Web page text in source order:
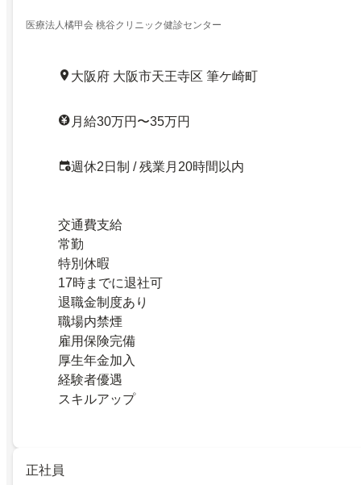
医療法人橘甲会 桃谷クリニック健診センター
大阪府 大阪市天王寺区 筆ケ崎町
月給30万円〜35万円
週休2日制 / 残業月20時間以内
交通費支給
常勤
特別休暇
17時までに退社可
退職金制度あり
職場内禁煙
雇用保険完備
厚生年金加入
経験者優遇
スキルアップ
正社員